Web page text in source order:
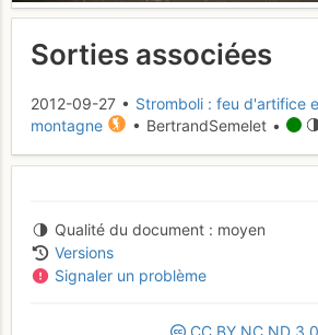
Sorties associées
2012-09-27 • Stromboli : feu d'artifice
montagne
• BertrandSemelet •
Qualité du document
moyen
Versions
Signaler un problème
CC BY NC ND 3.0